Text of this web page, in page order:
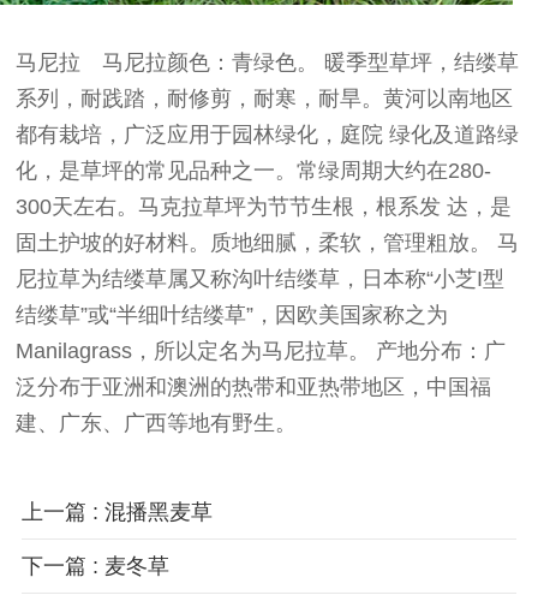
马尼拉 马尼拉颜色：青绿色。 暖季型草坪，结缕草
系列，耐践踏，耐修剪，耐寒，耐旱。黄河以南地区
都有栽培，广泛应用于园林绿化，庭院 绿化及道路绿
化，是草坪的常见品种之一。常绿周期大约在280-
300天左右。马克拉草坪为节节生根，根系发 达，是
固土护坡的好材料。质地细腻，柔软，管理粗放。 马
尼拉草为结缕草属又称沟叶结缕草，日本称“小芝I型
结缕草”或“半细叶结缕草”，因欧美国家称之为
Manilagrass，所以定名为马尼拉草。 产地分布：广
泛分布于亚洲和澳洲的热带和亚热带地区，中国福
建、广东、广西等地有野生。
上一篇 : 混播黑麦草
下一篇 : 麦冬草